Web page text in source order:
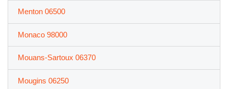
Menton 06500
Monaco 98000
Mouans-Sartoux 06370
Mougins 06250